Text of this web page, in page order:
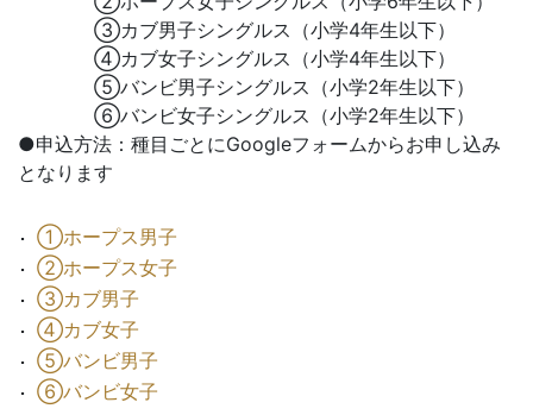
③カブ男子シングルス（小学4年生以下）
④カブ女子シングルス（小学4年生以下）
⑤バンビ男子シングルス（小学2年生以下）
⑥バンビ女子シングルス（小学2年生以下）
●申込方法：種目ごとにGoogleフォームからお申し込み
となります
①ホープス男子
②ホープス女子
③カブ男子
④カブ女子
⑤バンビ男子
⑥バンビ女子